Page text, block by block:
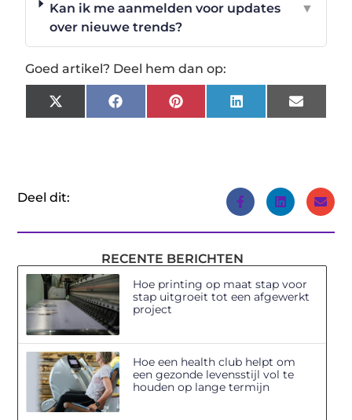
Kan ik me aanmelden voor updates
over nieuwe trends?
▼
Goed artikel? Deel hem dan op:
X
(Twitter)
FacebookPinterestLinkedInEmail
Deel dit:
RECENTE BERICHTEN
Hoe printing op maat stap voor
stap uitgroeit tot een afgewerkt
project
Hoe een health club helpt om
een gezonde levensstijl vol te
houden op lange termijn